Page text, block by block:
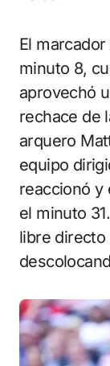
El
minuto 8,
aprovechó
rechace de
arquero
equipo
reaccionó y
el minuto
libre directo